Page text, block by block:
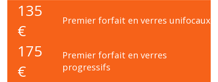
135
€
Premier forfait en verres unifocaux
175
€
Premier forfait en verres
progressifs